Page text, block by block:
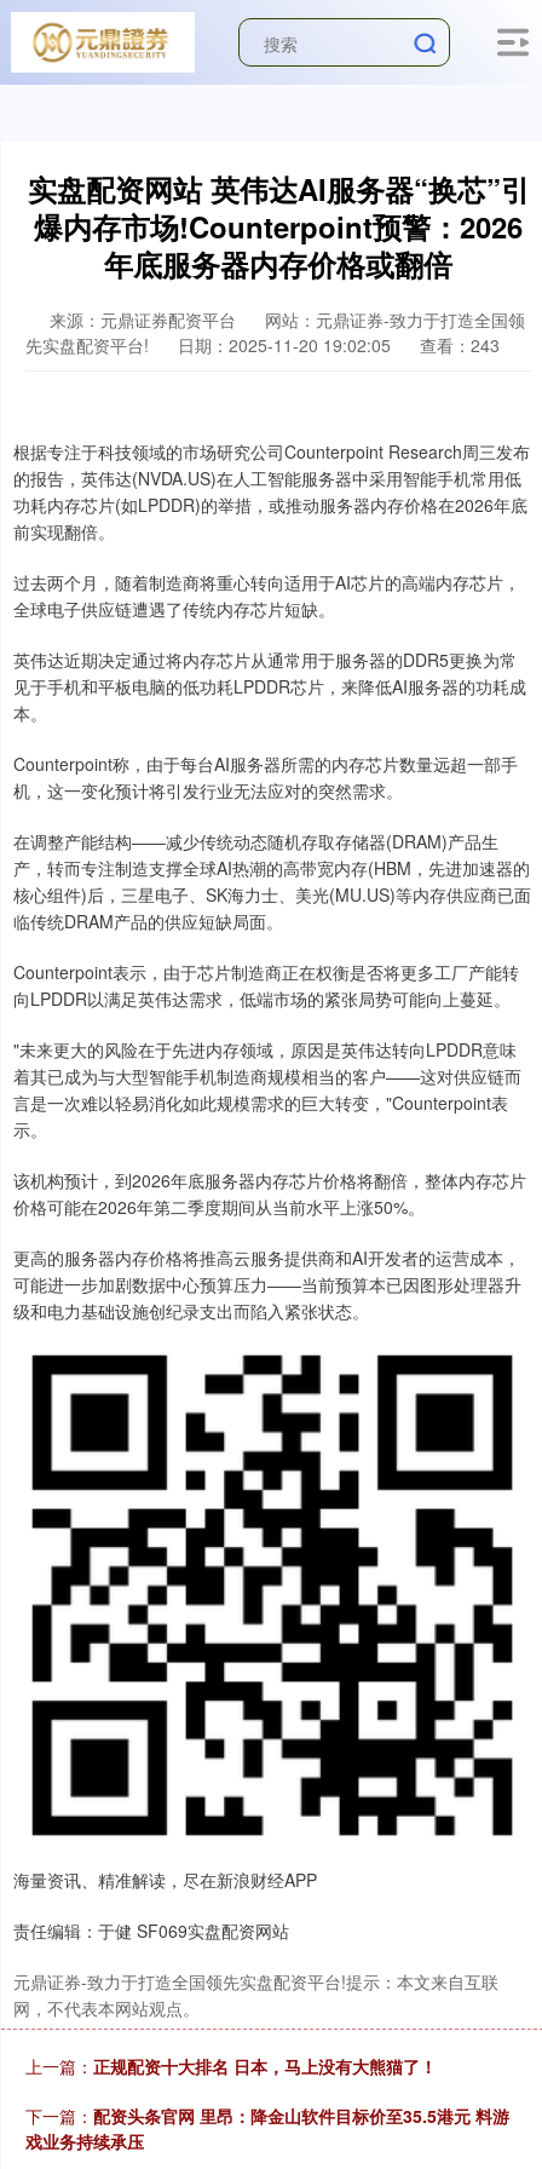
实盘配资网站 英伟达AI服务器“换芯”引
爆内存市场!Counterpoint预警：2026
年底服务器内存价格或翻倍
来源：元鼎证券配资平台
网站：元鼎证券-致力于打造全国领
先实盘配资平台!
日期：2025-11-20 19:02:05 查看：243
根据专注于科技领域的市场研究公司Counterpoint Research周三发布
的报告，英伟达(NVDA.US)在人工智能服务器中采用智能手机常用低
功耗内存芯片(如LPDDR)的举措，或推动服务器内存价格在2026年底
前实现翻倍。
过去两个月，随着制造商将重心转向适用于AI芯片的高端内存芯片，
全球电子供应链遭遇了传统内存芯片短缺。
英伟达近期决定通过将内存芯片从通常用于服务器的DDR5更换为常
见于手机和平板电脑的低功耗LPDDR芯片，来降低AI服务器的功耗成
本。
Counterpoint称，由于每台AI服务器所需的内存芯片数量远超一部手
机，这一变化预计将引发行业无法应对的突然需求。
在调整产能结构——减少传统动态随机存取存储器(DRAM)产品生
产，转而专注制造支撑全球AI热潮的高带宽内存(HBM，先进加速器的
核心组件)后，三星电子、SK海力士、美光(MU.US)等内存供应商已面
临传统DRAM产品的供应短缺局面。
Counterpoint表示，由于芯片制造商正在权衡是否将更多工厂产能转
向LPDDR以满足英伟达需求，低端市场的紧张局势可能向上蔓延。
"未来更大的风险在于先进内存领域，原因是英伟达转向LPDDR意味
着其已成为与大型智能手机制造商规模相当的客户——这对供应链而
言是一次难以轻易消化如此规模需求的巨大转变，"Counterpoint表
示。
该机构预计，到2026年底服务器内存芯片价格将翻倍，整体内存芯片
价格可能在2026年第二季度期间从当前水平上涨50%。
更高的服务器内存价格将推高云服务提供商和AI开发者的运营成本，
可能进一步加剧数据中心预算压力——当前预算本已因图形处理器升
级和电力基础设施创纪录支出而陷入紧张状态。
海量资讯、精准解读，尽在新浪财经APP
责任编辑：于健 SF069实盘配资网站
元鼎证券-致力于打造全国领先实盘配资平台!提示：本文来自互联
网，不代表本网站观点。
上一篇： 正规配资十大排名 日本，马上没有大熊猫了！
下一篇： 配资头条官网 里昂：降金山软件目标价至35.5港元 料游
戏业务持续承压
上证综指 3966.59 +26.56 +0.67%
沪深300 4702.02 +7.59 +0.16%
北证50 1122.88